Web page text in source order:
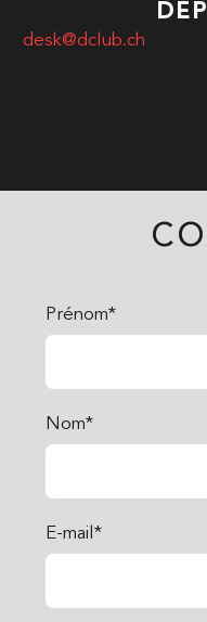
desk@dclub.ch
Prénom*
Nom*
E-mail*